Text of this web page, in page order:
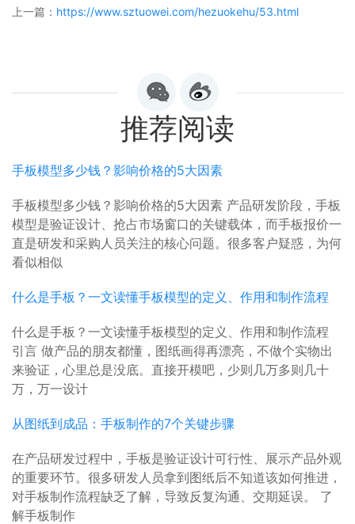
上一篇： https://www.sztuowei.com/hezuokehu/53.html
推荐阅读
手板模型多少钱？影响价格的5大因素
手板模型多少钱？影响价格的5大因素 产品研发阶段，手板
模型是验证设计、抢占市场窗口的关键载体，而手板报价一
直是研发和采购人员关注的核心问题。很多客户疑惑，为何
看似相似
什么是手板？一文读懂手板模型的定义、作用和制作流程
什么是手板？一文读懂手板模型的定义、作用和制作流程
引言 做产品的朋友都懂，图纸画得再漂亮，不做个实物出
来验证，心里总是没底。直接开模吧，少则几万多则几十
万，万一设计
从图纸到成品：手板制作的7个关键步骤
在产品研发过程中，手板是验证设计可行性、展示产品外观
的重要环节。很多研发人员拿到图纸后不知道该如何推进，
对手板制作流程缺乏了解，导致反复沟通、交期延误。 了
解手板制作